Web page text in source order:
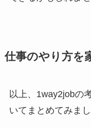
仕事のやり方を
以上、1way2jobの
いてまとめてみまし